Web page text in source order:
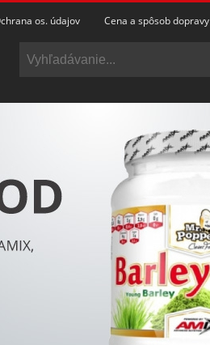
os. údajov Cena a spôsob dopravy